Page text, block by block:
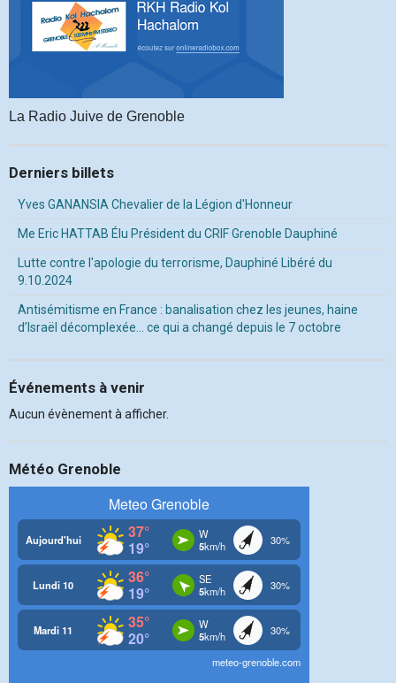
La Radio Juive de Grenoble
Derniers billets
Yves GANANSIA Chevalier de la Légion d'Honneur
Me Eric HATTAB Élu Président du CRIF Grenoble Dauphiné
Lutte contre l'apologie du terrorisme, Dauphiné Libéré du
9.10.2024
Antisémitisme en France : banalisation chez les jeunes, haine
d’Israël décomplexée… ce qui a changé depuis le 7 octobre
Événements à venir
Aucun évènement à afficher.
Météo Grenoble